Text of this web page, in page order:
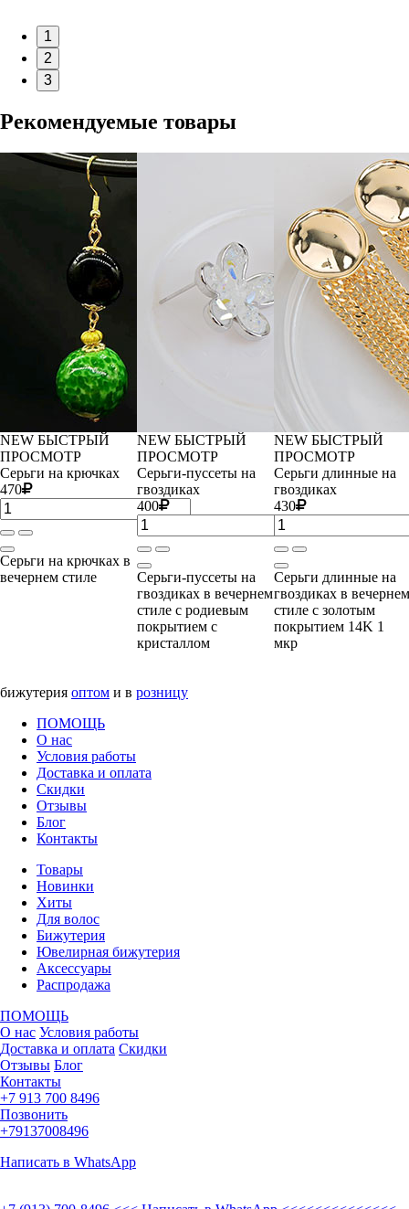
1
2
3
Рекомендуемые товары
NEW БЫСТРЫЙ
ПРОСМОТР
Серьги на крючках
470
Серьги на крючках в
вечернем стиле
NEW БЫСТРЫЙ
ПРОСМОТР
Серьги-пуссеты на
гвоздиках
400
Серьги-пуссеты на
гвоздиках в вечернем
стиле с родиевым
покрытием с
кристаллом
NEW БЫСТРЫЙ
ПРОСМОТР
Серьги длинные на
гвоздиках
430
Серьги длинные на
гвоздиках в вечернем
стиле с золотым
покрытием 14K 1
мкр
бижутерия оптом и в розницу
ПОМОЩЬ
О нас
Условия работы
Доставка и оплата
Скидки
Отзывы
Блог
Контакты
Товары
Новинки
Хиты
Для волос
Бижутерия
Ювелирная бижутерия
Аксессуары
Распродажа
ПОМОЩЬ
О нас Условия работы
Доставка и оплата Скидки
Отзывы Блог
Контакты
+7 913 700 8496
Позвонить
+79137008496
Написать в WhatsApp